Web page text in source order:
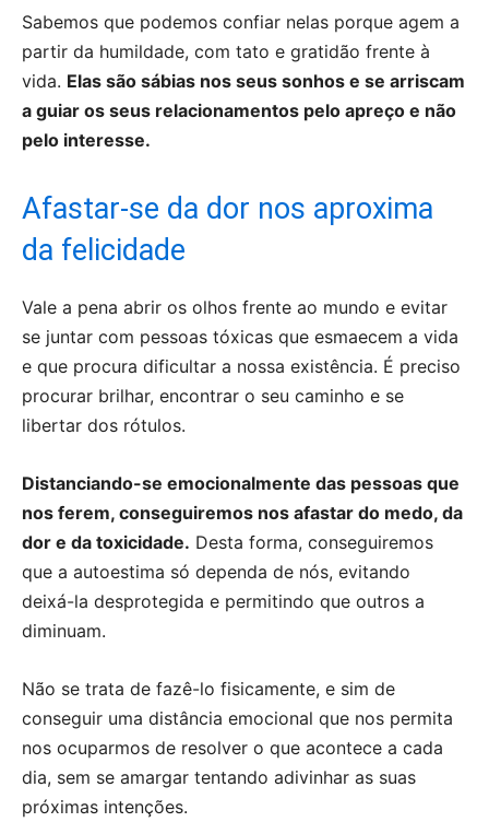
Sabemos que podemos confiar nelas porque agem a
partir da humildade, com tato e gratidão frente à
vida. Elas são sábias nos seus sonhos e se arriscam
a guiar os seus relacionamentos pelo apreço e não
pelo interesse.
Afastar-se da dor nos aproxima
da felicidade
Vale a pena abrir os olhos frente ao mundo e evitar
se juntar com pessoas tóxicas que esmaecem a vida
e que procura dificultar a nossa existência. É preciso
procurar brilhar, encontrar o seu caminho e se
libertar dos rótulos.
Distanciando-se emocionalmente das pessoas que
nos ferem, conseguiremos nos afastar do medo, da
dor e da toxicidade. Desta forma, conseguiremos
que a autoestima só dependa de nós, evitando
deixá-la desprotegida e permitindo que outros a
diminuam.
Não se trata de fazê-lo fisicamente, e sim de
conseguir uma distância emocional que nos permita
nos ocuparmos de resolver o que acontece a cada
dia, sem se amargar tentando adivinhar as suas
próximas intenções.